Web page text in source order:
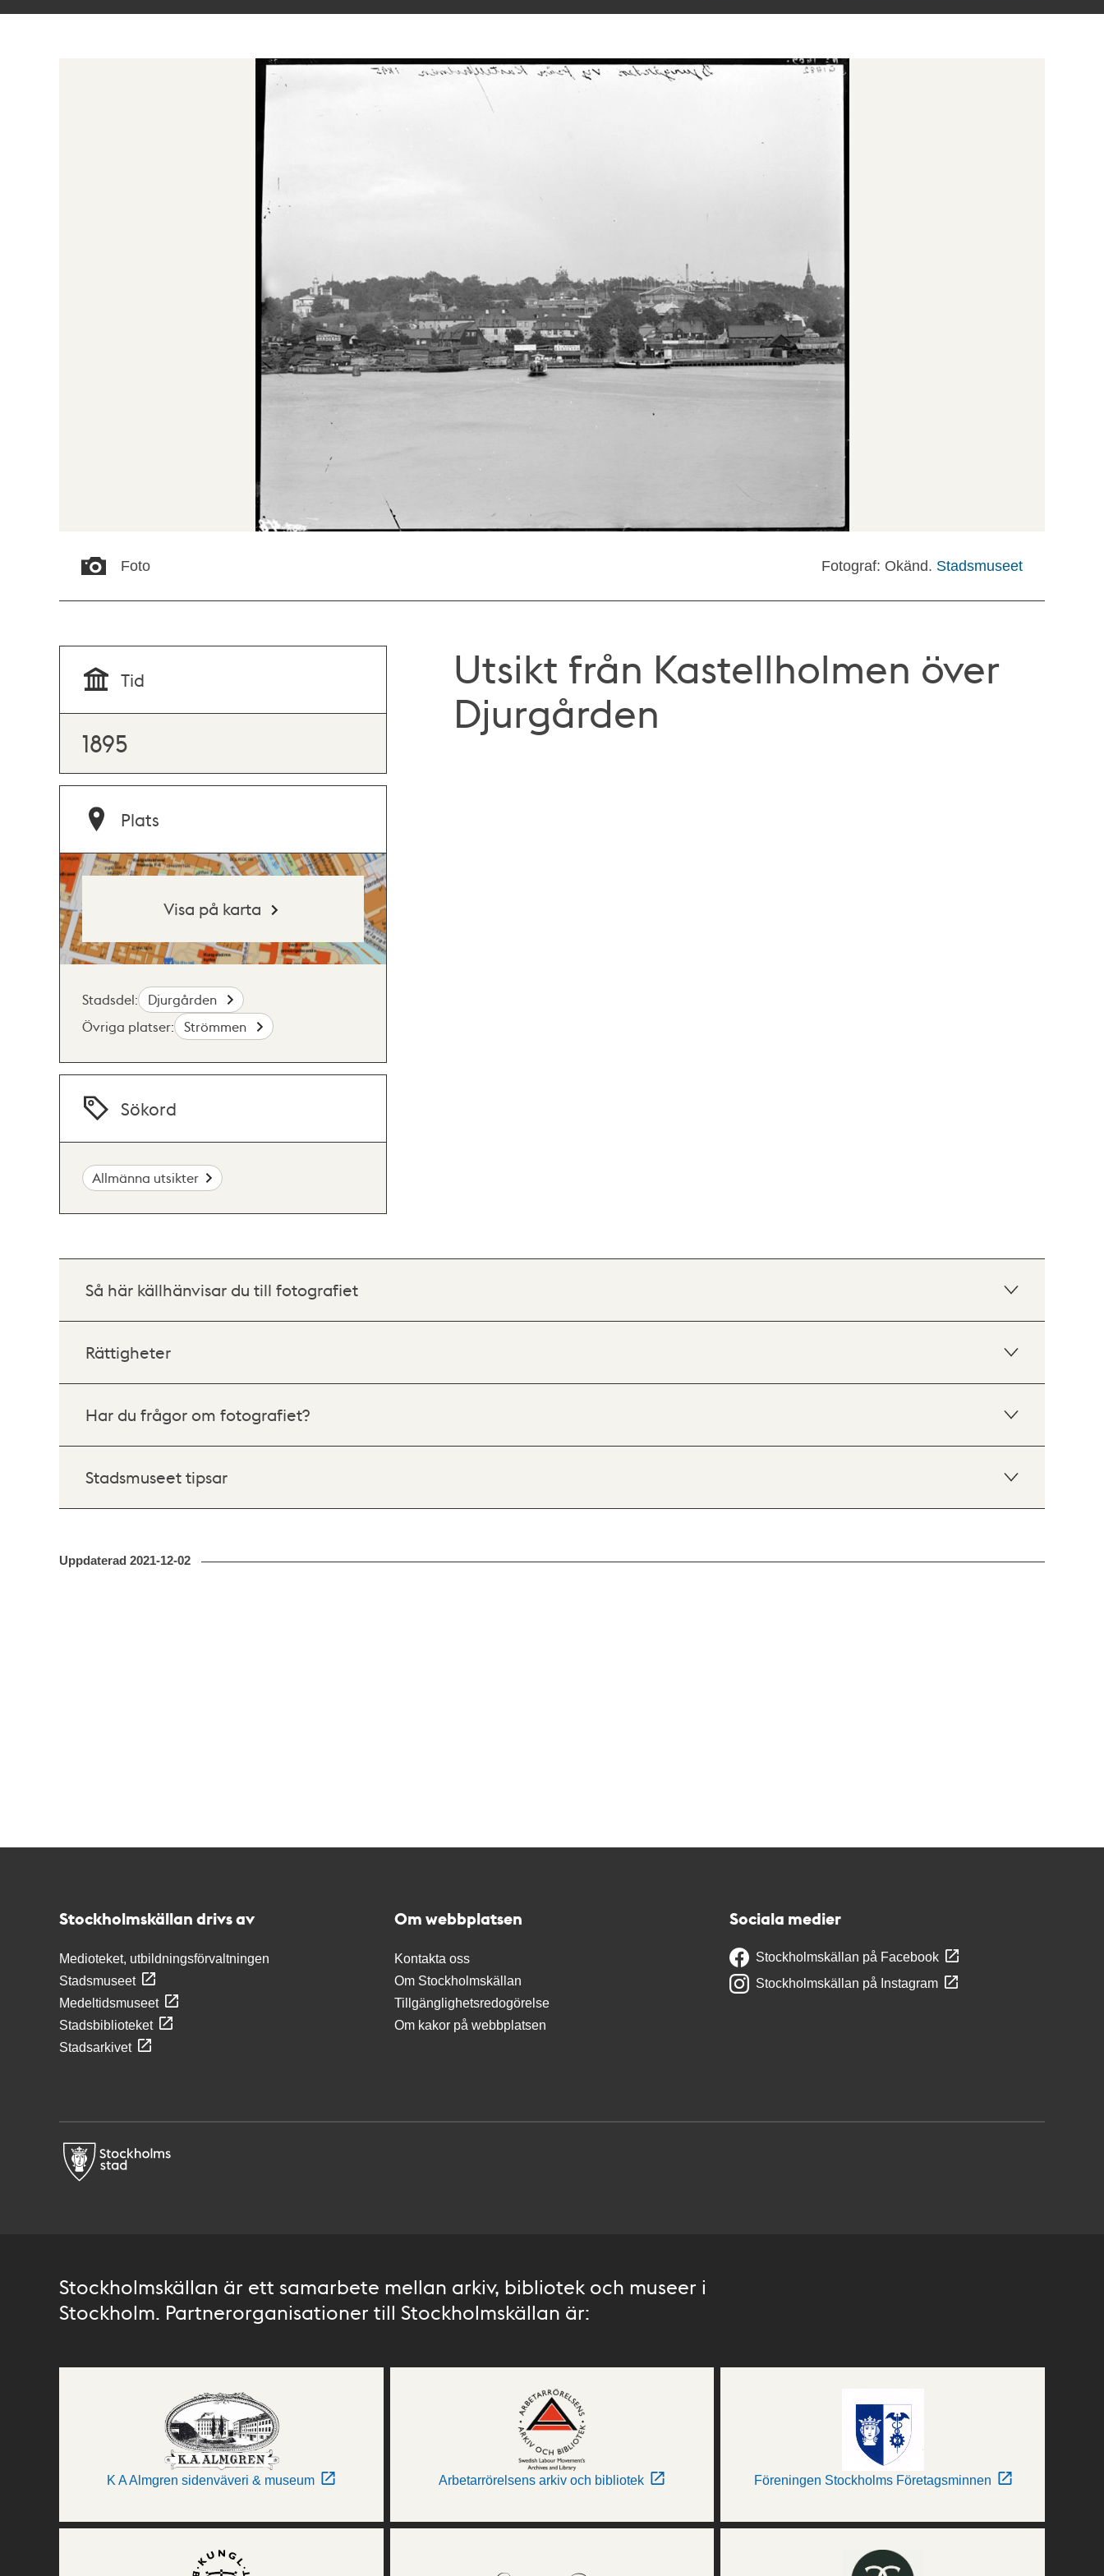
Foto Fotograf: Okänd. Stadsmuseet
Utsikt från Kastellholmen över
Djurgården
Tid
1895
Plats
Visa på karta
Stadsdel:
Djurgården
Övriga platser:
Strömmen
Sökord
Allmänna utsikter
Så här källhänvisar du till fotografiet
Rättigheter
Har du frågor om fotografiet?
Stadsmuseet tipsar
Uppdaterad 2021-12-02
Stockholmskällan drivs av
Medioteket, utbildningsförvaltningen
Stadsmuseet
Medeltidsmuseet
Stadsbiblioteket
Stadsarkivet
Om webbplatsen
Kontakta oss
Om Stockholmskällan
Tillgänglighetsredogörelse
Om kakor på webbplatsen
Sociala medier
Stockholmskällan på Facebook
Stockholmskällan på Instagram
Stockholmskällan är ett samarbete mellan arkiv, bibliotek och museer i
Stockholm. Partnerorganisationer till Stockholmskällan är:
K A Almgren sidenväveri & museum Arbetarrörelsens arkiv och bibliotek Föreningen Stockholms Företagsminnen